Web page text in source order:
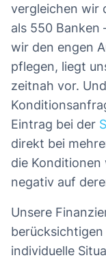
vergleichen wir
als 550 Banken
wir den engen
pflegen, liegt
zeitnah vor.
Eintrag bei der
direkt bei
die
negativ auf
Unsere
individuelle